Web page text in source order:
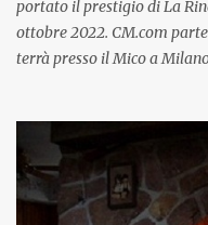
portato il prestigio di La
ottobre 2022. CM.com
terrà presso il Mico a
tramite WhatsApp
14:30 con Cristina Parigi,
terrà una presentazione